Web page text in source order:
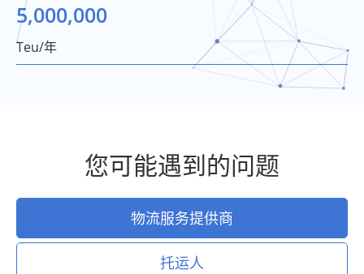
5,000,000
Teu/年
您可能遇到的问题
物流服务提供商
托运人